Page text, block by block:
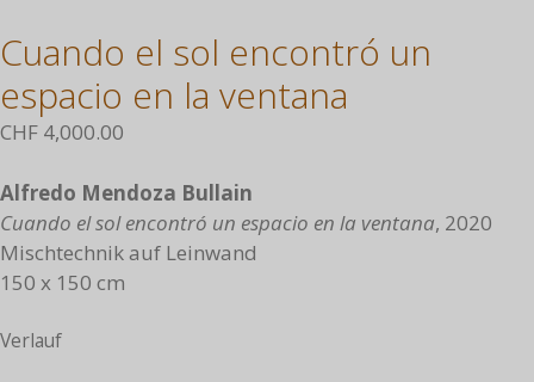
Cuando el sol encontró un
espacio en la ventana
CHF 4,000.00
Alfredo Mendoza Bullain
Cuando el sol encontró un espacio en la ventana, 2020
Mischtechnik auf Leinwand
150 x 150 cm
Verlauf